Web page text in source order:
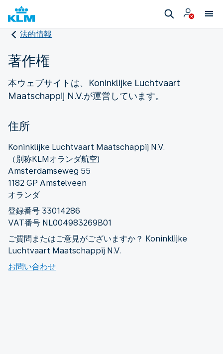
法的情報
著作権
本ウェブサイトは、Koninklijke Luchtvaart
Maatschappij N.V.が運営しています。
住所
Koninklijke Luchtvaart Maatschappij N.V.
（別称KLMオランダ航空)
Amsterdamseweg 55
1182 GP Amstelveen
オランダ
登録番号 33014286
VAT番号 NL004983269B01
ご質問またはご意見がございますか？ Koninklijke
Luchtvaart Maatschappij N.V.
お問い合わせ